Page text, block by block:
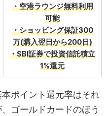
・空港ラウンジ無料利用
可能
・ショッピング保証300
万(購入翌日から200日)
・SBI証券で投資信託積立
1%還元
ポイント還元率はそれ
ゴールドカードのほう